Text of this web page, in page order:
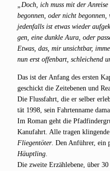
„Doch, ich muss mit der
begon­nen, oder nicht
jeden­falls ist etwas wie­der
gen, eine dunk­le Aura, oder
Etwas, das, mir unsicht­bar,
nun erst offen­bart, schlei­chend
Das ist der Anfang des ers­ten
geschickt die Zeit­ebe­nen und
Die Fluss­fahrt, die er sel­ber
tät 1998, sein Fahr­ten­na­me
Im Roman geht die
Kanu­fahrt. Alle tra­gen
Flie­gen­tö­ter. Den Anfüh­rer, ein
Häupt­ling
Die zwei­te Erzähl­ebe­ne, über